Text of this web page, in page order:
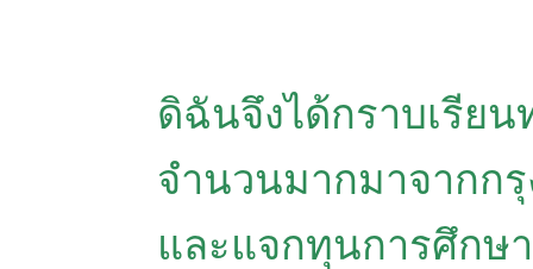
ดิฉันจึงได้กราบเรีย
จำนวนมากมาจากก
และแจกทุนการศึกษ